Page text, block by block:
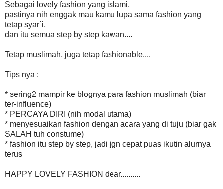
Sebagai lovely fashion yang islami,
pastinya nih enggak mau kamu lupa sama fashion yang
tetap syar`i,
dan itu semua step by step kawan....
Tetap muslimah, juga tetap fashionable....
Tips nya :
* sering2 mampir ke blognya para fashion muslimah (biar
ter-influence)
* PERCAYA DIRI (nih modal utama)
* menyesuaikan fashion dengan acara yang di tuju (biar gak
SALAH tuh constume)
* fashion itu step by step, jadi jgn cepat puas ikutin alurnya
terus
HAPPY LOVELY FASHION dear..........